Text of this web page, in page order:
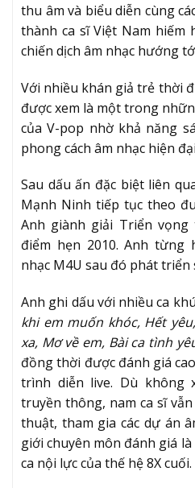
thu âm và biểu diễn cùng
thành ca sĩ Việt Nam
chiến dịch âm nhạc hướng
Với nhiều khán giả trẻ thời
được xem là một trong
của V-pop nhờ khả năng
phong cách âm nhạc hiện
Sau dấu ấn đặc biệt liên
Mạnh Ninh tiếp tục theo
Anh giành giải Triển vọng
điểm hẹn 2010. Anh
nhạc M4U sau đó phát triển
Anh ghi dấu với nhiều ca
khi em muốn khóc, Hết
xa, Mơ về em, Bài ca tình
đồng thời được đánh giá
trình diễn live. Dù không
truyền thông, nam ca sĩ
thuật, tham gia các dự án
giới chuyên môn đánh giá
ca nội lực của thế hệ 8X cuối.